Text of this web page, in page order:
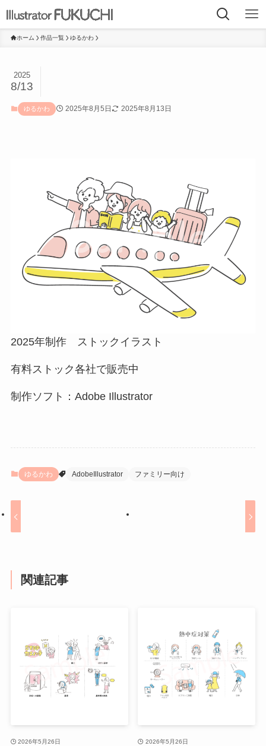
ホーム 作品一覧 ゆるかわ
2025
8/13
ゆるかわ 2025年8月5日 2025年8月13日
2025年制作 ストックイラスト
有料ストック各社で販売中
制作ソフト：Adobe Illustrator
ゆるかわ AdobeIllustrator ファミリー向け
関連記事
2026年5月26日 2026年5月26日